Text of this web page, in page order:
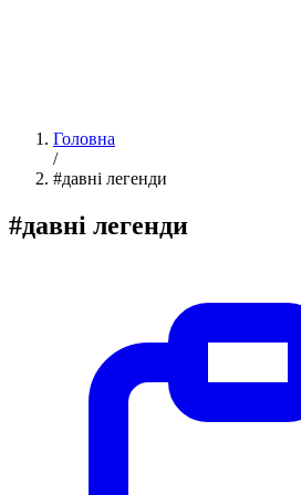
Головна
/
#давні легенди
#давні легенди